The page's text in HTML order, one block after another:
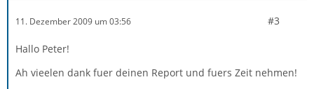
11. Dezember 2009 um 03:56 #3
Hallo Peter!
Ah vieelen dank fuer deinen Report und fuers Zeit nehmen!